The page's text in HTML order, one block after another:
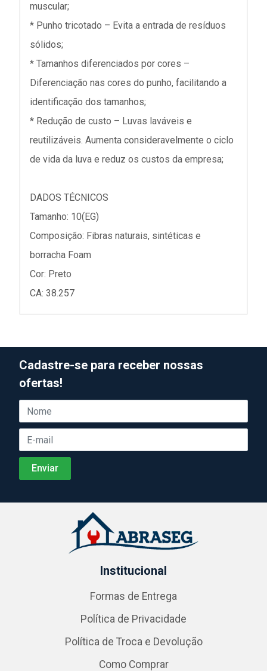
muscular;
* Punho tricotado – Evita a entrada de resíduos
sólidos;
* Tamanhos diferenciados por cores –
Diferenciação nas cores do punho, facilitando a
identificação dos tamanhos;
* Redução de custo – Luvas laváveis e
reutilizáveis. Aumenta consideravelmente o ciclo
de vida da luva e reduz os custos da empresa;
DADOS TÉCNICOS
Tamanho: 10(EG)
Composição: Fibras naturais, sintéticas e
borracha Foam
Cor: Preto
CA: 38.257
Cadastre-se para receber nossas
ofertas!
Institucional
Formas de Entrega
Política de Privacidade
Política de Troca e Devolução
Como Comprar